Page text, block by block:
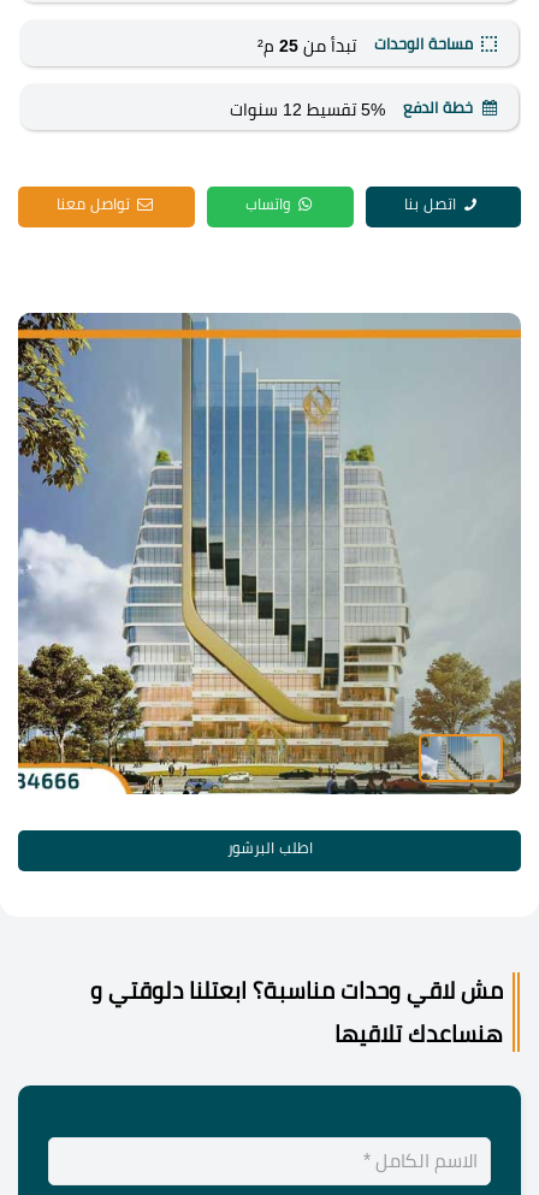
مساحة الوحدات تبدأ من 25م²
خطة الدفع 5% تقسيط 12 سنوات
اتصل بنا واتساب تواصل معنا
اطلب البرشور
مش لاقي وحدات مناسبة؟ ابعتلنا دلوقتي و
هنساعدك تلاقيها